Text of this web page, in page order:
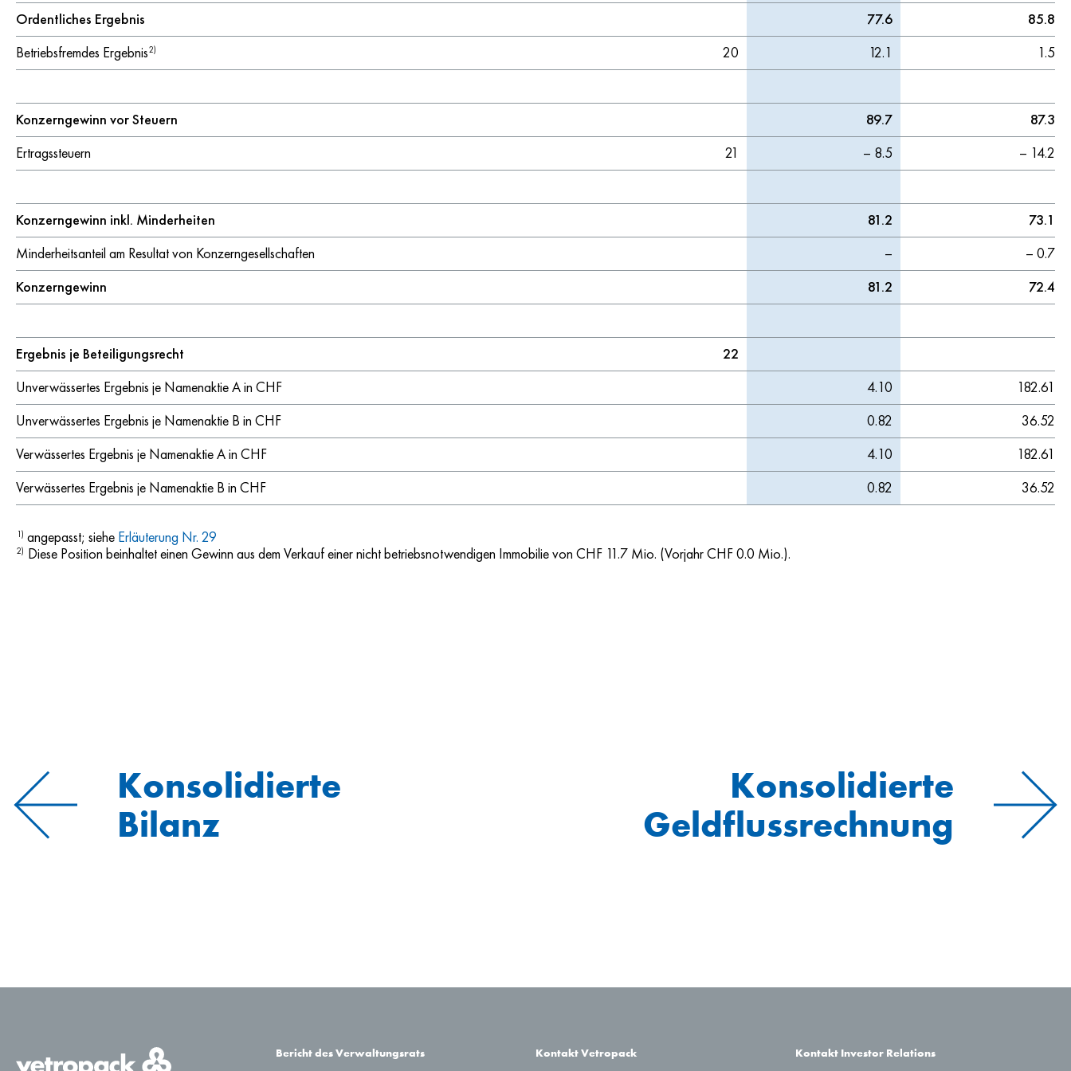
Ordentliches Ergebnis 77.6
85.8
Betriebsfremdes Ergebnis2) 20 12.1 1.5
Konzerngewinn vor Steuern 89.7
87.3
Ertragssteuern
21 – 8.5 – 14.2
Konzerngewinn inkl. Minderheiten 81.2
73.1
Minderheitsanteil am Resultat von Konzerngesellschaften
–
– 0.7
Konzerngewinn
81.2 72.4
Ergebnis je Beteiligungsrecht
22
Unverwässertes Ergebnis je Namenaktie A in CHF
4.10
182.61
Unverwässertes Ergebnis je Namenaktie B in CHF
0.82
36.52
Verwässertes Ergebnis je Namenaktie A in CHF
4.10
182.61
Verwässertes Ergebnis je Namenaktie B in CHF
0.82 36.52
1) angepasst; siehe Erläuterung Nr. 29
2) Diese Position beinhaltet einen Gewinn aus dem Verkauf einer nicht betriebsnotwendigen Immobilie von CHF 11.7 Mio. (Vorjahr CHF 0.0 Mio.).
Konsolidierte
Bilanz
Konsolidierte
Geldflussrechnung
Bericht des Verwaltungsrats
Kontakt Vetropack Kontakt Investor Relations